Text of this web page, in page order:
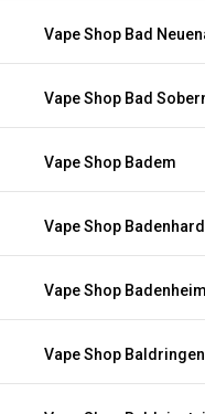
Vape Shop Bad
Vape Shop Bad
Vape Shop Badem
Vape Shop Badenhard
Vape Shop Badenheim
Vape Shop Baldringen